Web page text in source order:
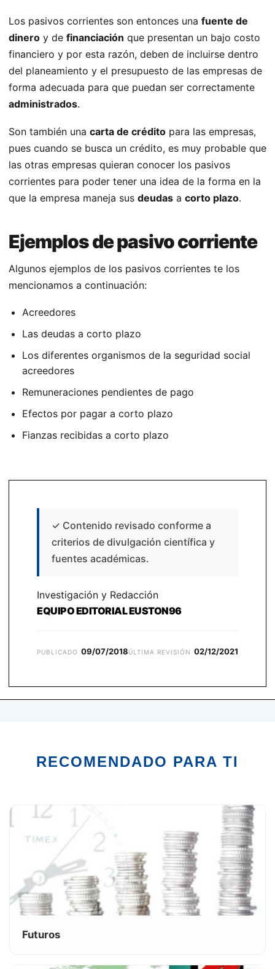
Los pasivos corrientes son entonces una fuente de
dinero y de financiación que presentan un bajo costo
financiero y por esta razón, deben de incluirse dentro
del planeamiento y el presupuesto de las empresas de
forma adecuada para que puedan ser correctamente
administrados.
Son también una carta de crédito para las empresas,
pues cuando se busca un crédito, es muy probable que
las otras empresas quieran conocer los pasivos
corrientes para poder tener una idea de la forma en la
que la empresa maneja sus deudas a corto plazo.
Ejemplos de pasivo corriente
Algunos ejemplos de los pasivos corrientes te los
mencionamos a continuación:
Acreedores
Las deudas a corto plazo
Los diferentes organismos de la seguridad social
acreedores
Remuneraciones pendientes de pago
Efectos por pagar a corto plazo
Fianzas recibidas a corto plazo
✓ Contenido revisado conforme a
criterios de divulgación científica y
fuentes académicas.
Investigación y Redacción
EQUIPO EDITORIAL EUSTON96
PUBLICADO 09/07/2018ÚLTIMA REVISIÓN 02/12/2021
RECOMENDADO PARA TI
Futuros